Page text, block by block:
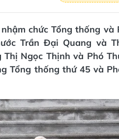
chức Tổng thống và
Trần Đại Quang và
Ngọc Thịnh và Phó
Tổng thống thứ 45 và